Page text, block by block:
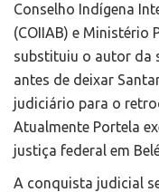
Conselho Indígena
(COIIAB) e Ministério
substituiu o autor da
antes de deixar
judiciário para o
Atualmente Portela
justiça federal em
A conquista judicial